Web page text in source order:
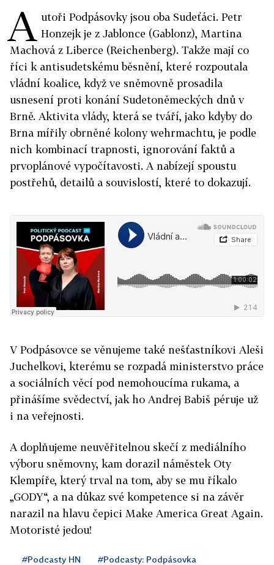
A utoři Podpásovky jsou oba Sudeťáci. Petr
Honzejk je z Jablonce (Gablonz), Martina
Machová z Liberce (Reichenberg). Takže mají co
říci k antisudetskému běsnění, které rozpoutala
vládní koalice, když ve sněmovně prosadila
usnesení proti konání Sudetoněmeckých dnů v
Brně. Aktivita vlády, která se tváří, jako kdyby do
Brna mířily obrněné kolony wehrmachtu, je podle
nich kombinací trapnosti, ignorování faktů a
prvoplánové vypočítavosti. A nabízejí spoustu
postřehů, detailů a souvislostí, které to dokazují.
V Podpásovce se věnujeme také nešťastníkovi Aleši
Juchelkovi, kterému se rozpadá ministerstvo práce
a sociálních věcí pod nemohoucíma rukama, a
přinášíme svědectví, jak ho Andrej Babiš péruje už
i na veřejnosti.
A doplňujeme neuvěřitelnou skečí z mediálního
výboru sněmovny, kam dorazil náměstek Oty
Klempíře, který trval na tom, aby se mu říkalo
„GODY“, a na důkaz své kompetence si na závěr
narazil na hlavu čepici Make America Great Again.
Motoristé jedou!
#Podcasty HN #Podcasty: Podpásovka